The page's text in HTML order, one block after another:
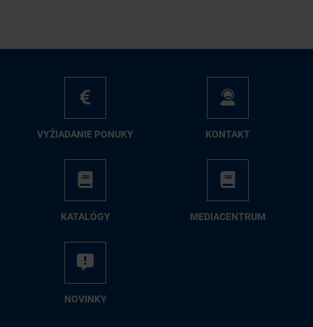
VY­ŽIA­DA­NIE PO­NU­KY KON­TAKT
KA­TA­LÓ­GY ME­DIA­CEN­TRUM
NO­VIN­KY